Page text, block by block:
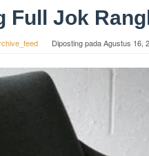
Full Jok
Diposting padaAgustus 16,